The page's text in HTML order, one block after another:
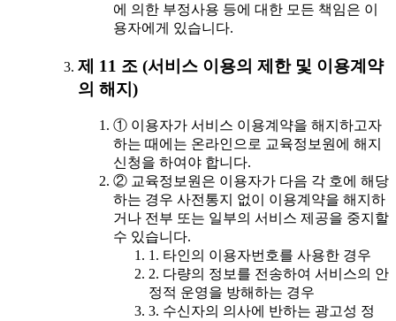
에 의한 부정사용 등에 대한 모든 책임은 이
용자에게 있습니다.
제 11 조 (서비스 이용의 제한 및 이용계약
의 해지)
① 이용자가 서비스 이용계약을 해지하고자
하는 때에는 온라인으로 교육정보원에 해지
신청을 하여야 합니다.
② 교육정보원은 이용자가 다음 각 호에 해당
하는 경우 사전통지 없이 이용계약을 해지하
거나 전부 또는 일부의 서비스 제공을 중지할
수 있습니다.
1. 타인의 이용자번호를 사용한 경우
2. 다량의 정보를 전송하여 서비스의 안
정적 운영을 방해하는 경우
3. 수신자의 의사에 반하는 광고성 정